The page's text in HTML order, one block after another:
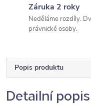
Záruka 2 roky
Neděláme rozdíly.
právnické osoby.
Popis produktu
Detailní